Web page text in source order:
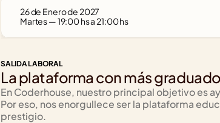
26 de Enero de 2027
Martes — 19:00 hs a 21:00 hs
SALIDA LABORAL
La plataforma con más
En Coderhouse, nuestro principal objetivo es
Por eso, nos enorgullece ser la plataforma
prestigio.